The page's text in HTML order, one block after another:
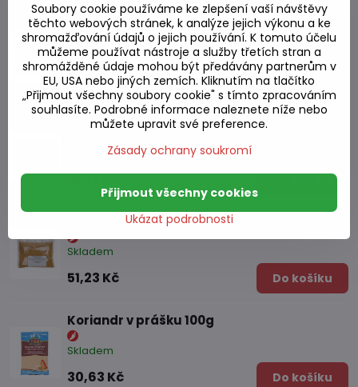
Mletý kajenský pepř100g
Skladem
51,23 Kč Do košíku
Kari koření 100g
Skladem
51,23 Kč
Koření na zločin - mořská sůl bez GLT 100g
Skladem
51,23 Kč Do košíku
Koriandr v prášku 100g
Skladem
30,63 Kč Do košíku
Soubory cookie používáme ke zlepšení vaší návštěvy
těchto webových stránek, k analýze jejich výkonu a ke
shromažďování údajů o jejich používání. K tomuto účelu
můžeme používat nástroje a služby třetích stran a
shromážděné údaje mohou být předávány partnerům v
EU, USA nebo jiných zemích. Kliknutím na tlačítko
„Přijmout všechny soubory cookie" s tímto zpracováním
souhlasíte. Podrobné informace naleznete níže nebo
můžete upravit své preference.
Zásady ochrany soukromí
Ukázat podrobnosti
Přijmout všechny cookies